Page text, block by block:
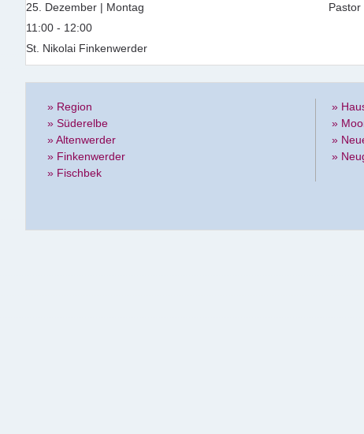
25. Dezember | Montag
11:00 - 12:00
St. Nikolai Finkenwerder
» Region
» Süderelbe
» Altenwerder
» Finkenwerder
» Fischbek
»
»
»
»